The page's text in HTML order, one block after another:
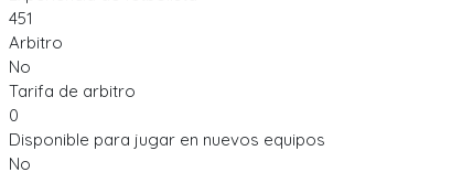
451
Arbitro
No
Tarifa de arbitro
0
Disponible para jugar en nuevos equipos
No